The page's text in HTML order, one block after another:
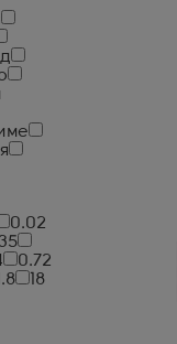
0.02
0.72
1.8
18